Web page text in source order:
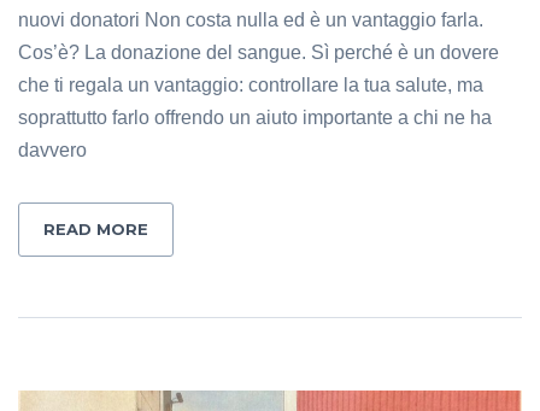
nuovi donatori Non costa nulla ed è un vantaggio farla.
Cos’è? La donazione del sangue. Sì perché è un dovere
che ti regala un vantaggio: controllare la tua salute, ma
soprattutto farlo offrendo un aiuto importante a chi ne ha
davvero
READ MORE